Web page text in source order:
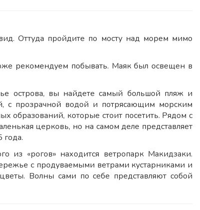
Оттуда пройдите по мосту над морем мимо
рекомендуем побывать. Маяк был освещен в
острова, вы найдете самый большой пляж и
с прозрачной водой и потрясающим морским
образований, которые стоит посетить. Рядом с
церковь, но на самом деле представляет
года.
«рогов» находится ветропарк Макидзаки.
с продуваемыми ветрами кустарниками и
Волны сами по себе представляют собой